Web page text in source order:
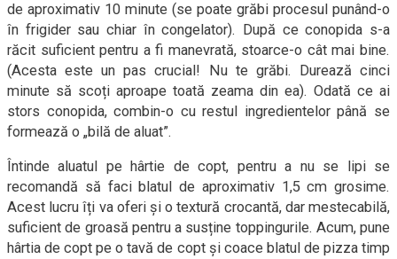
de aproximativ 10 minute (se poate grăbi procesul punând-o
în frigider sau chiar în congelator). După ce conopida s-a
răcit suficient pentru a fi manevrată, stoarce-o cât mai bine.
(Acesta este un pas crucial! Nu te grăbi. Durează cinci
minute să scoți aproape toată zeama din ea). Odată ce ai
stors conopida, combin-o cu restul ingredientelor până se
formează o „bilă de aluat”.
Întinde aluatul pe hârtie de copt, pentru a nu se lipi se
recomandă să faci blatul de aproximativ 1,5 cm grosime.
Acest lucru îți va oferi și o textură crocantă, dar mestecabilă,
suficient de groasă pentru a susține toppingurile. Acum, pune
hârtia de copt pe o tavă de copt și coace blatul de pizza timp